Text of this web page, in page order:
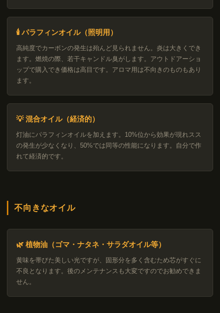
🕯 パラフィンオイル（照明用）
高純度でカーボンの発生は殆んど見られません。炎は大きくでき
ます。燃焼の際、若干キャンドル臭がします。アウトドアーショ
ップで購入でき価格は高目です。アロマ用は不向きのものもあり
ます。
💡 混合オイル（経済的）
灯油にパラフィンオイルを加えます。10%位から効果が現れスス
の発生が少なくなり、50%では同等の性能になります。自分で作
れて経済的です。
不向きなオイル
🌿 植物油（ゴマ・ナタネ・サラダオイル等）
黄味を帯びた美しい光ですが、固形分を多く含むため芯がすぐに
不良となります。後のメンテナンスも大変ですのでお勧めできま
せん。